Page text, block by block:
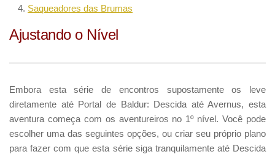
Saqueadores das Brumas
Ajustando o Nível
Embora esta série de encontros supostamente os leve
diretamente até Portal de Baldur: Descida até Avernus, esta
aventura começa com os aventureiros no 1º nível. Você pode
escolher uma das seguintes opções, ou criar seu próprio plano
para fazer com que esta série siga tranquilamente até Descida